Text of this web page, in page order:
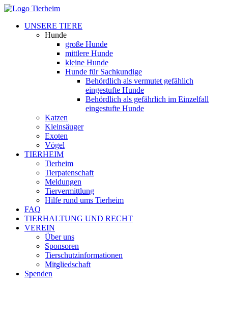
UNSERE TIERE
Hunde
große Hunde
mittlere Hunde
kleine Hunde
Hunde für Sachkundige
Behördlich als vermutet gefählich
eingestufte Hunde
Behördlich als gefährlich im Einzelfall
eingestufte Hunde
Katzen
Kleinsäuger
Exoten
Vögel
TIERHEIM
Tierheim
Tierpatenschaft
Meldungen
Tiervermittlung
Hilfe rund ums Tierheim
FAQ
TIERHALTUNG UND RECHT
VEREIN
Über uns
Sponsoren
Tierschutzinformationen
Mitgliedschaft
Spenden